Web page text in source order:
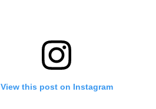
View this post on Instagram